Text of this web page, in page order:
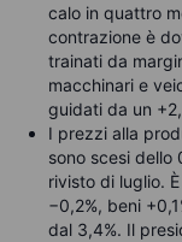
calo in quattro
contrazione è
trainati da
macchinari e
guidati da un
I prezzi alla
sono scesi dello
rivisto di luglio.
−0,2%, beni
dal 3,4%. Il